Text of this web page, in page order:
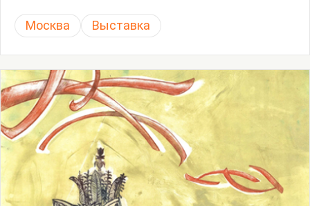
Москва Выставка